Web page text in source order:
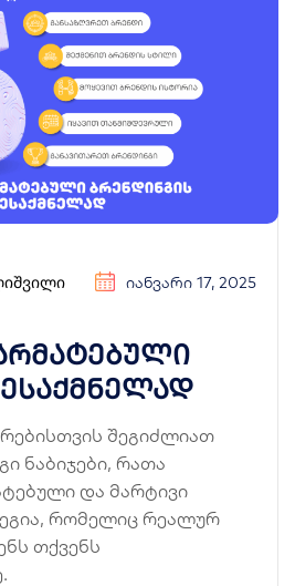
ᲘᲐᲜᲕᲐᲠᲘ 17, 2025
შეგიძლიათ
ნაბიჯები, რათა
და მარტივი
რომელიც რეალურ
თქვენს